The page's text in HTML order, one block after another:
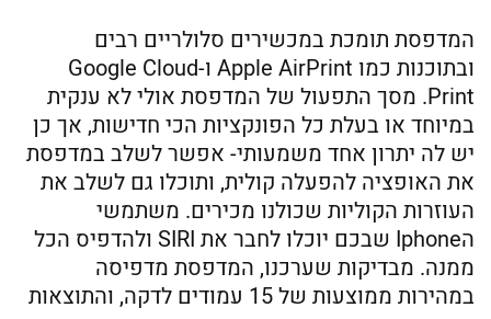
המדפסת תומכת במכשירים סלולריים רבים
ובתוכנות כמו Apple AirPrint ו-Google Cloud
Print. מסך התפעול של המדפסת אולי לא ענקית
במיוחד או בעלת כל הפונקציות הכי חדישות, אך כן
יש לה יתרון אחד משמעותי- אפשר לשלב במדפסת
את האופציה להפעלה קולית, ותוכלו גם לשלב את
העוזרות הקוליות שכולנו מכירים. משתמשי
הIphone שבכם יוכלו לחבר את SIRI ולהדפיס הכל
ממנה. מבדיקות שערכנו, המדפסת מדפיסה
במהירות ממוצעות של 15 עמודים לדקה, והתוצאות